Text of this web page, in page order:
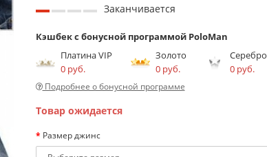
Заканчивается
Кэшбек с бонусной программой PoloMan
Платина VIP
0 руб.
Золото
0 руб.
Серебро
0 руб.
Подробнее о бонусной программе
Товар ожидается
Размер джинс